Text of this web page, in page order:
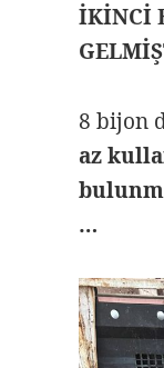
İKİNCİ
8 bijon
az
…